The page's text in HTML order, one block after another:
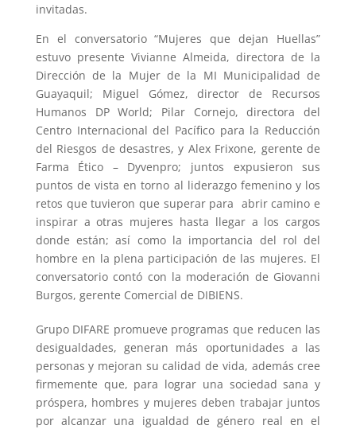
invitadas.
En el conversatorio “Mujeres que dejan Huellas”
estuvo presente Vivianne Almeida, directora de la
Dirección de la Mujer de la MI Municipalidad de
Guayaquil; Miguel Gómez, director de Recursos
Humanos DP World; Pilar Cornejo, directora del
Centro Internacional del Pacífico para la Reducción
del Riesgos de desastres, y Alex Frixone, gerente de
Farma Ético – Dyvenpro; juntos expusieron sus
puntos de vista en torno al liderazgo femenino y los
retos que tuvieron que superar para abrir camino e
inspirar a otras mujeres hasta llegar a los cargos
donde están; así como la importancia del rol del
hombre en la plena participación de las mujeres. El
conversatorio contó con la moderación de Giovanni
Burgos, gerente Comercial de DIBIENS.
Grupo DIFARE promueve programas que reducen las
desigualdades, generan más oportunidades a las
personas y mejoran su calidad de vida, además cree
firmemente que, para lograr una sociedad sana y
próspera, hombres y mujeres deben trabajar juntos
por alcanzar una igualdad de género real en el